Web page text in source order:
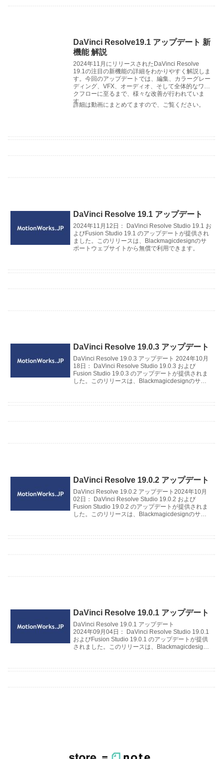
DaVinci Resolve19.1 アップデート 新
機能 解説
2024年11月にリリースされたDaVinci Resolve
19.1の注目の新機能の詳細をわかりやすく解説しま
す。今回のアップデートでは、編集、カラーグレー
ディング、VFX、オーディオ、そして全体的なワー
クフローに至るまで、様々な改善が行われていま
す。
詳細は動画にまとめてますので、ご覧ください。
DaVinci Resolve 19.1 アップデート
2024年11月12日： DaVinci Resolve Studio 19.1 お
よびFusion Studio 19.1 のアップデートが提供され
ました。このリリースは、Blackmagicdesignのサ
ポートウェブサイトから無償で利用できます。
DaVinci Resolve 19.0.3 アップデート
DaVinci Resolve 19.0.3 アップデート 2024年10月
18日： DaVinci Resolve Studio 19.0.3 および
Fusion Studio 19.0.3 のアップデートが提供されま
した。このリリースは、Blackmagicdesignのサポ
DaVinci Resolve 19.0.2 アップデート
DaVinci Resolve 19.0.2 アップデート2024年10月
02日： DaVinci Resolve Studio 19.0.2 および
Fusion Studio 19.0.2 のアップデートが提供されま
した。このリリースは、Blackmagicdesignのサポ
DaVinci Resolve 19.0.1 アップデート
DaVinci Resolve 19.0.1 アップデート
2024年09月04日： DaVinci Resolve Studio 19.0.1
およびFusion Studio 19.0.1 のアップデートが提供
されました。このリリースは、Blackmagicdesign